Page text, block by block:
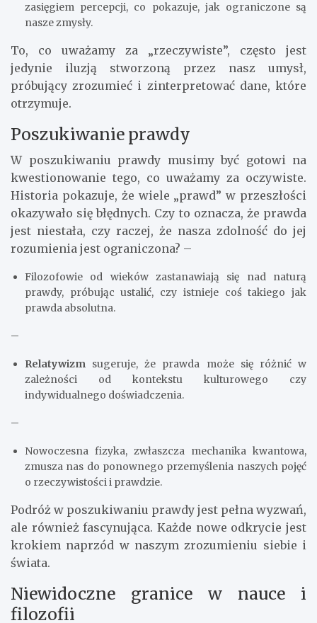
zasięgiem percepcji, co pokazuje, jak ograniczone są
nasze zmysły.
To, co uważamy za „rzeczywiste”, często jest
jedynie iluzją stworzoną przez nasz umysł,
próbujący zrozumieć i zinterpretować dane, które
otrzymuje.
Poszukiwanie prawdy
W poszukiwaniu prawdy musimy być gotowi na
kwestionowanie tego, co uważamy za oczywiste.
Historia pokazuje, że wiele „prawd” w przeszłości
okazywało się błędnych. Czy to oznacza, że prawda
jest niestała, czy raczej, że nasza zdolność do jej
rozumienia jest ograniczona? –
Filozofowie od wieków zastanawiają się nad naturą
prawdy, próbując ustalić, czy istnieje coś takiego jak
prawda absolutna.
–
Relatywizm sugeruje, że prawda może się różnić w
zależności od kontekstu kulturowego czy
indywidualnego doświadczenia.
–
Nowoczesna fizyka, zwłaszcza mechanika kwantowa,
zmusza nas do ponownego przemyślenia naszych pojęć
o rzeczywistości i prawdzie.
Podróż w poszukiwaniu prawdy jest pełna wyzwań,
ale również fascynująca. Każde nowe odkrycie jest
krokiem naprzód w naszym zrozumieniu siebie i
świata.
Niewidoczne granice w nauce i
filozofii